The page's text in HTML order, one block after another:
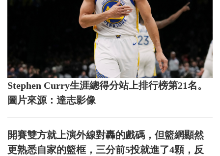
Stephen Curry生涯總得分站上排行榜第21名。
圖片來源：達志影像
開賽雙方就上演外線對轟的戲碼，但籃網顯然
更熟悉自家的籃框，三分前5投就進了4顆，反